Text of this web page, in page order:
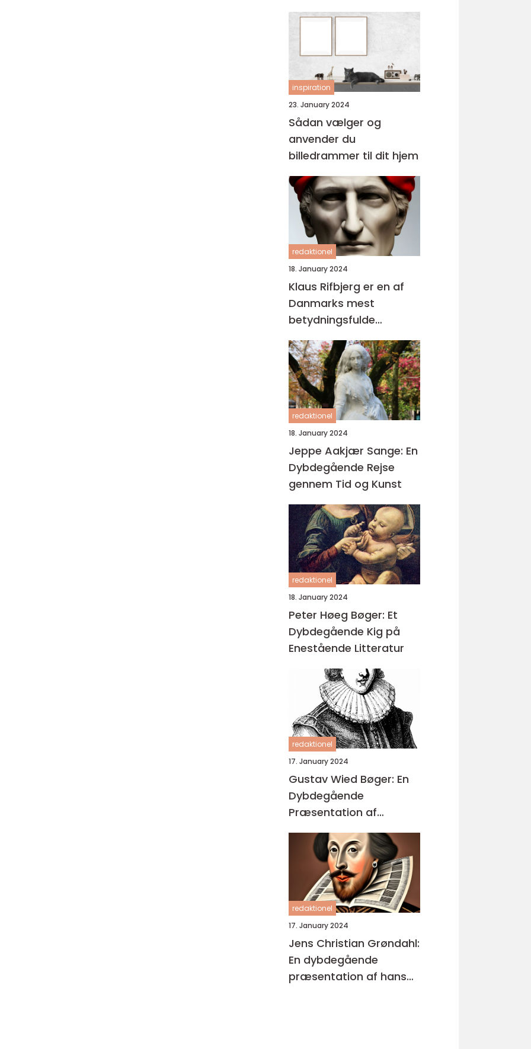
personlighed
inspiration
23. January 2024
Sådan vælger og
anvender du
billedrammer til dit hjem
redaktionel
18. January 2024
Klaus Rifbjerg er en af
Danmarks mest
betydningsfulde
forfattere og digtere,
der har skabt en
imponerende samling af
bøger i sin karriere
redaktionel
18. January 2024
Jeppe Aakjær Sange: En
Dybdegående Rejse
gennem Tid og Kunst
redaktionel
18. January 2024
Peter Høeg Bøger: Et
Dybdegående Kig på
Enestående Litteratur
redaktionel
17. January 2024
Gustav Wied Bøger: En
Dybdegående
Præsentation af
Enestående
Kunstværker
redaktionel
17. January 2024
Jens Christian Grøndahl:
En dybdegående
præsentation af hans